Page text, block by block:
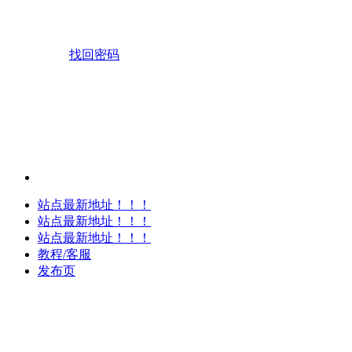
找回密码
站点最新地址！！！
站点最新地址！！！
站点最新地址！！！
教程/客服
发布页